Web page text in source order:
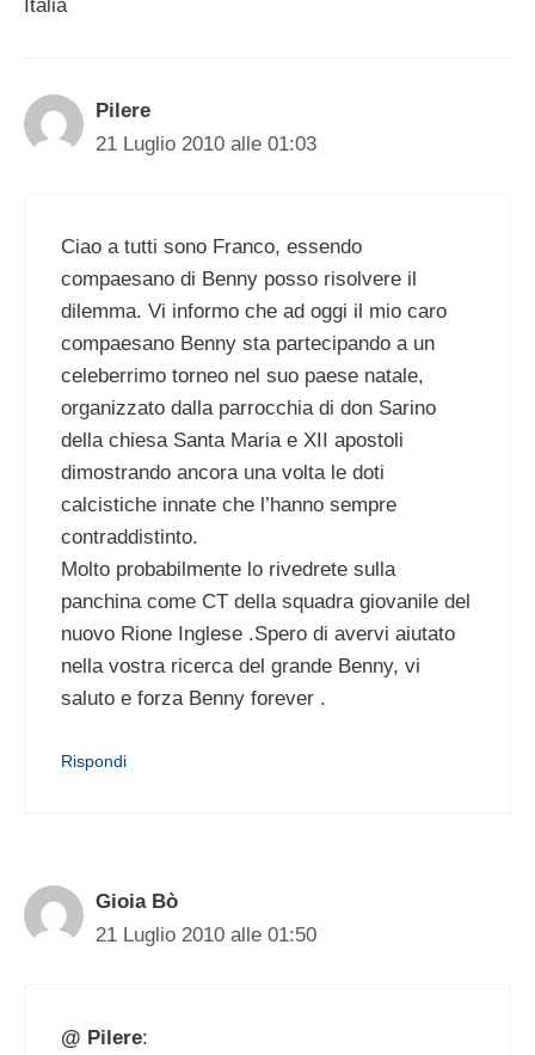
Italia
Pilere
21 Luglio 2010 alle 01:03
Ciao a tutti sono Franco, essendo
compaesano di Benny posso risolvere il
dilemma. Vi informo che ad oggi il mio caro
compaesano Benny sta partecipando a un
celeberrimo torneo nel suo paese natale,
organizzato dalla parrocchia di don Sarino
della chiesa Santa Maria e XII apostoli
dimostrando ancora una volta le doti
calcistiche innate che l’hanno sempre
contraddistinto.
Molto probabilmente lo rivedrete sulla
panchina come CT della squadra giovanile del
nuovo Rione Inglese .Spero di avervi aiutato
nella vostra ricerca del grande Benny, vi
saluto e forza Benny forever .
Rispondi
Gioia Bò
21 Luglio 2010 alle 01:50
@ Pilere: